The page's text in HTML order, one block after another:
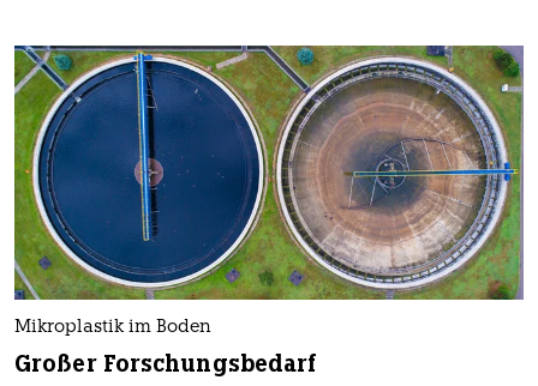
Mikroplastik im Boden
Großer Forschungsbedarf